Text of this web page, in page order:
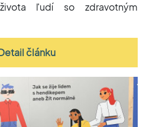
ľudí so zdravotným
článku